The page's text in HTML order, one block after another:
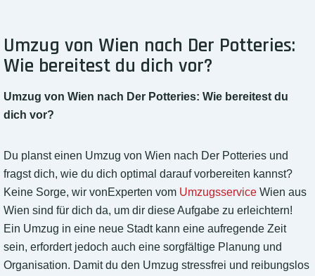
Umzug von Wien nach Der Potteries:
Wie bereitest du dich vor?
Umzug von Wien nach Der Potteries: Wie bereitest du
dich vor?
Du planst einen Umzug von Wien nach Der Potteries und
fragst dich, wie du dich optimal darauf vorbereiten kannst?
Keine Sorge, wir vonExperten vom Umzugsservice Wien aus
Wien sind für dich da, um dir diese Aufgabe zu erleichtern!
Ein Umzug in eine neue Stadt kann eine aufregende Zeit
sein, erfordert jedoch auch eine sorgfältige Planung und
Organisation. Damit du den Umzug stressfrei und reibungslos